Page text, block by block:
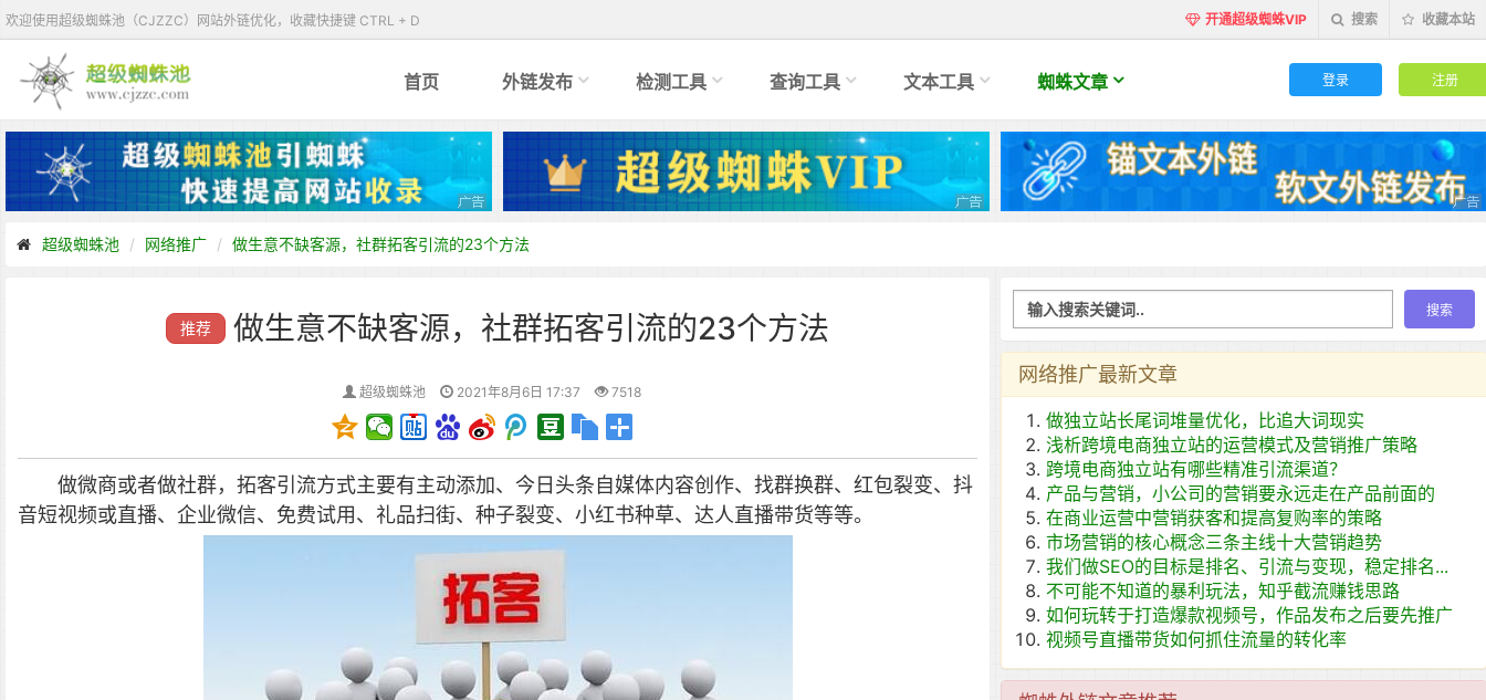
欢迎使用超级蜘蛛池（CJZZC）网站外链优化，收藏快捷键 CTRL + D 开通超级蜘蛛VIP 搜索 收藏本站
首页 外链发布 检测工具 查询工具 文本工具 蜘蛛文章 登录 注册
超级蜘蛛池 网络推广 做生意不缺客源，社群拓客引流的23个方法
推荐 做生意不缺客源，社群拓客引流的23个方法
超级蜘蛛池 2021年8月6日 17:37 7518
做微商或者做社群，拓客引流方式主要有主动添加、今日头条自媒体内容创作、找群换群、红包裂变、抖
音短视频或直播、企业微信、免费试用、礼品扫街、种子裂变、小红书种草、达人直播带货等等。
网络推广最新文章
做独立站长尾词堆量优化，比追大词现实
浅析跨境电商独立站的运营模式及营销推广策略
跨境电商独立站有哪些精准引流渠道？
产品与营销，小公司的营销要永远走在产品前面的
在商业运营中营销获客和提高复购率的策略
市场营销的核心概念三条主线十大营销趋势
我们做SEO的目标是排名、引流与变现，稳定排名...
不可能不知道的暴利玩法，知乎截流赚钱思路
如何玩转于打造爆款视频号，作品发布之后要先推广
视频号直播带货如何抓住流量的转化率